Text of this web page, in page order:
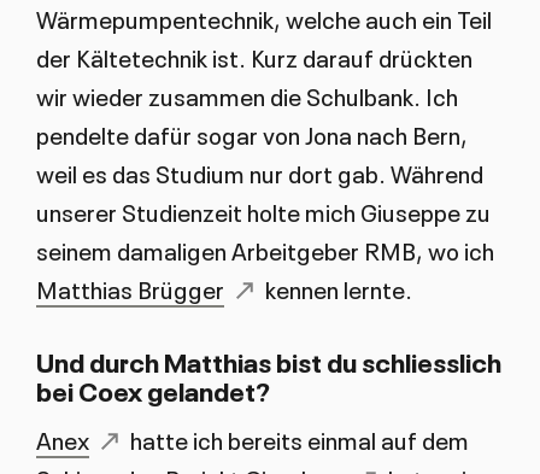
Wärmepumpentechnik, welche auch ein Teil
der Kältetechnik ist. Kurz darauf drückten
wir wieder zusammen die Schulbank. Ich
pendelte dafür sogar von Jona nach Bern,
weil es das Studium nur dort gab. Während
unserer Studienzeit holte mich Giuseppe zu
seinem damaligen Arbeitgeber RMB, wo ich
Matthias Brügger
kennen lernte.
Und durch Matthias bist du schliesslich
bei Coex gelandet?
Anex
hatte ich bereits einmal auf dem